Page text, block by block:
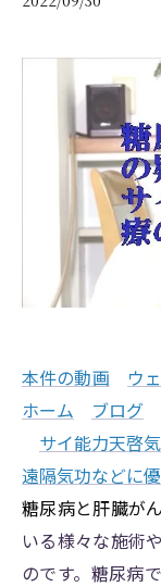
本件の動画 ウ
ホーム
ブログ
サイ能力天啓
遠隔気功などに
糖尿病と肝臓が
いる様々な施術
のです。糖尿病